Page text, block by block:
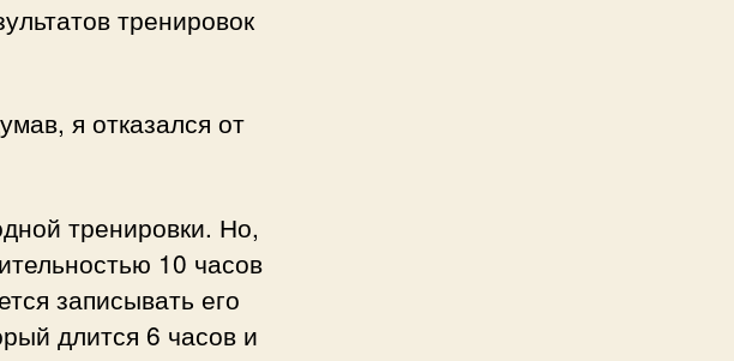
тренировок
я отказался от
тренировки. Но,
10 часов
записывать его
длится 6 часов и